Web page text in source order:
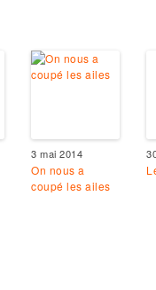
3 mai 2014
On nous a
coupé les ailes